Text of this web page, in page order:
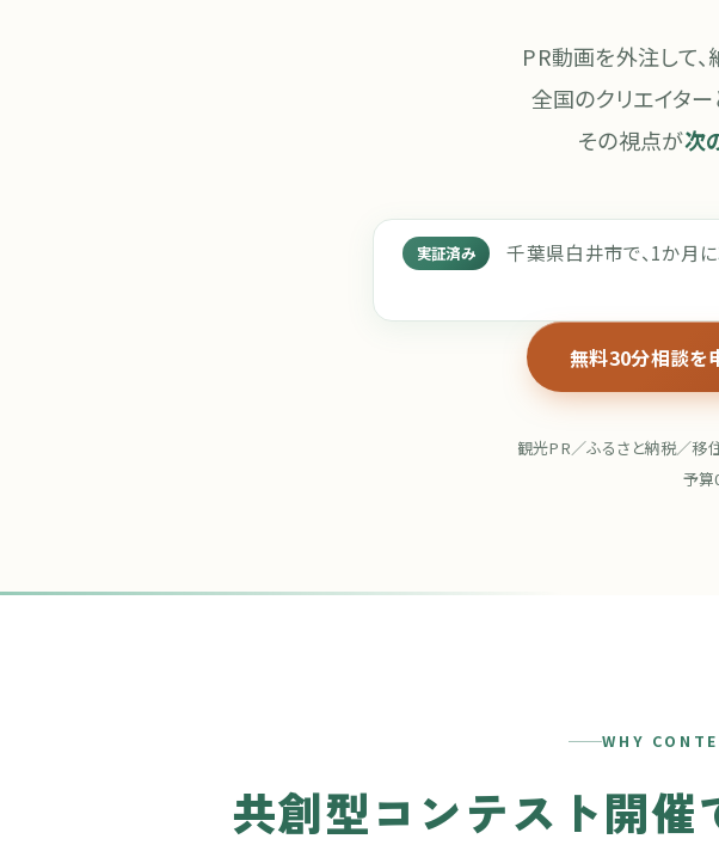
PR動画を外注して
全国のクリエイタ
その視点が次
実証済み 千葉県白井市で、1か月に
無料30分相談を
観光PR／ふるさと納税／移
予算
WHY
共創型コンテスト開催